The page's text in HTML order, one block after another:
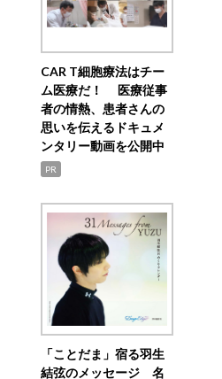
CAR T細胞療法はチー
ム医療だ！ 医療従事
者の情熱、患者さんの
思いを伝えるドキュメ
ンタリー動画を公開中
PR
「ことだま」宿る羽生
結弦のメッセージ 名